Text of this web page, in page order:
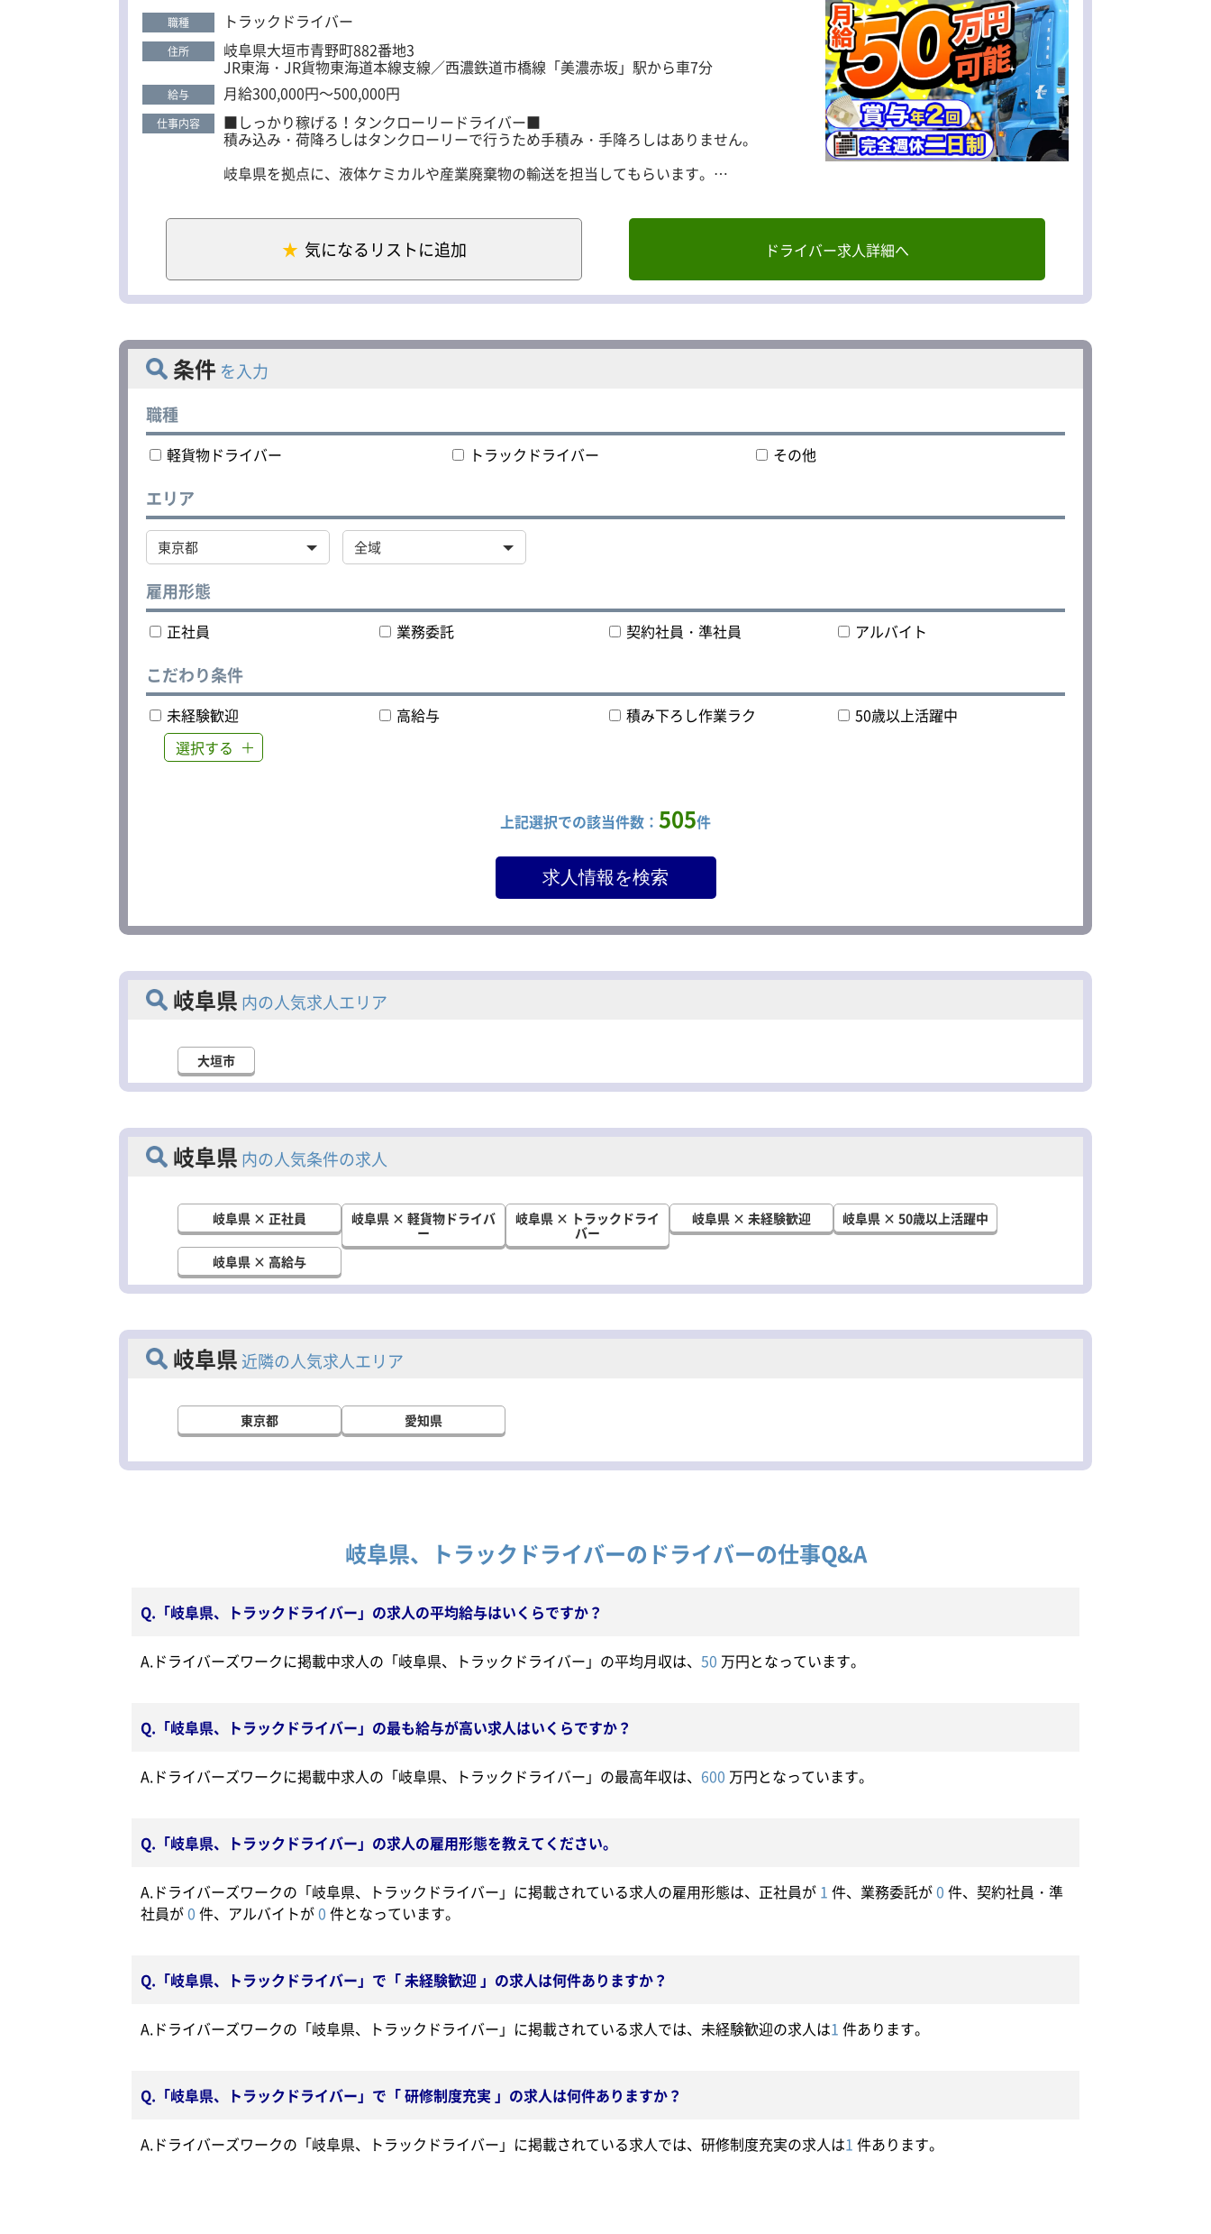
職種 トラックドライバー
住所 岐阜県大垣市青野町882番地3
JR東海・JR貨物東海道本線支線／西濃鉄道市橋線「美濃赤坂」駅から車7分
給与 月給300,000円～500,000円
仕事内容 ■しっかり稼げる！タンクローリードライバー■
積み込み・荷降ろしはタンクローリーで行うため手積み・手降ろしはありません。
岐阜県を拠点に、液体ケミカルや産業廃棄物の輸送を担当してもらいます。
・積み地は四日市・名古屋、降ろし地は北陸三県・岡山・神戸・大阪・千葉・東北。
距離や案件によって収入も大きく変動し、やればやるほど稼げる環境です。
「体を張って仕事したい」「男らしく稼ぎたい」そんな人にピッタリ。
現場を支える大切な任務を担いながら、月収50万円以上も目指せます！
入社後まずは 約3ヶ月間の同乗研修。
先輩が横について運転や作業の流れをイチから教えるので、未経験でも安心してスタートで
きます。
す。
気になるリストに追加 ドライバー求人詳細へ
条件 を入力
職種
軽貨物ドライバー トラックドライバー その他
エリア
雇用形態
正社員 業務委託 契約社員・準社員 アルバイト
こだわり条件
未経験歓迎 高給与 積み下ろし作業ラク
50歳以上活躍中
選択する
上記選択での該当件数： 505件
岐阜県 内の人気求人エリア
大垣市
岐阜県 内の人気条件の求人
岐阜県 × 正社員
岐阜県 × 軽貨物ドライバ
ー
岐阜県 × トラックドライ
バー
岐阜県 × 未経験歓迎 岐阜県 × 50歳以上活躍中
岐阜県 × 高給与
岐阜県 近隣の人気求人エリア
東京都 愛知県
岐阜県、トラックドライバーのドライバーの仕事Q&A
Q.「岐阜県、トラックドライバー」の求人の平均給与はいくらですか？
A.ドライバーズワークに掲載中求人の「岐阜県、トラックドライバー」の平均月収は、 50 万円となっています。
Q.「岐阜県、トラックドライバー」の最も給与が高い求人はいくらですか？
A.ドライバーズワークに掲載中求人の「岐阜県、トラックドライバー」の最高年収は、 600 万円となっています。
Q.「岐阜県、トラックドライバー」の求人の雇用形態を教えてください。
A.ドライバーズワークの「岐阜県、トラックドライバー」に掲載されている求人の雇用形態は、正社員が 1 件、業務委託が0 件、契約社員・準
社員が0 件、アルバイトが0 件となっています。
Q.「岐阜県、トラックドライバー」で「 未経験歓迎 」の求人は何件ありますか？
A.ドライバーズワークの「岐阜県、トラックドライバー」に掲載されている求人では、未経験歓迎の求人は1 件あります。
Q.「岐阜県、トラックドライバー」で「 研修制度充実 」の求人は何件ありますか？
A.ドライバーズワークの「岐阜県、トラックドライバー」に掲載されている求人では、研修制度充実の求人は1 件あります。